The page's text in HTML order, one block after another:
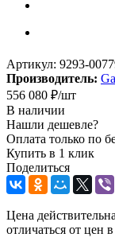
Артикул: 9293-
Производитель:
556 080 ₽/шт
В наличии
Нашли дешевле?
Оплата только по
Купить в 1 клик
Поделиться
Цена
отличаться от цен